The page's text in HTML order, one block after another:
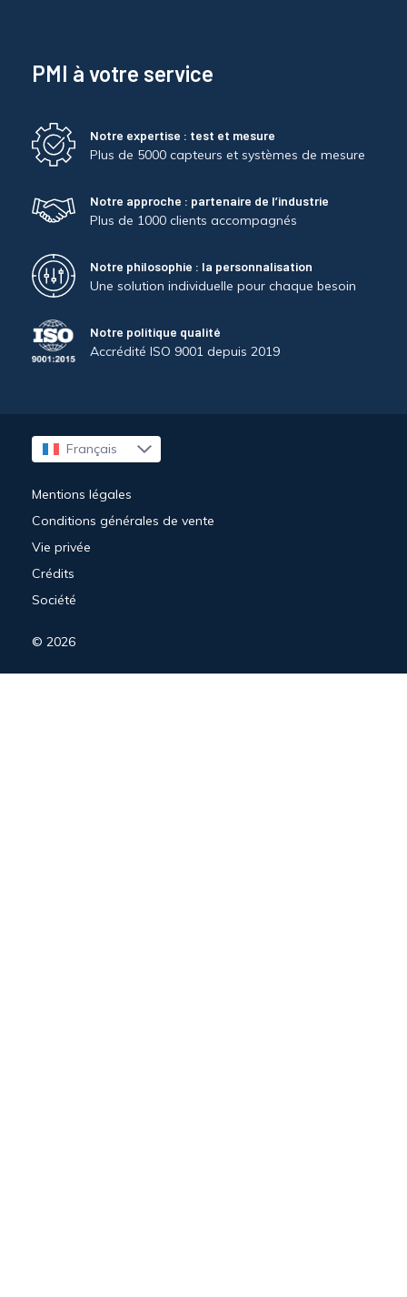
PMI à votre service
Notre expertise : test et mesure
Plus de 5000 capteurs et systèmes de mesure
Notre approche : partenaire de l’industrie
Plus de 1000 clients accompagnés
Notre philosophie : la personnalisation
Une solution individuelle pour chaque besoin
Notre politique qualité
Accrédité ISO 9001 depuis 2019
Français
English
Mentions légales
Conditions générales de vente
Vie privée
Crédits
Société
© 2026